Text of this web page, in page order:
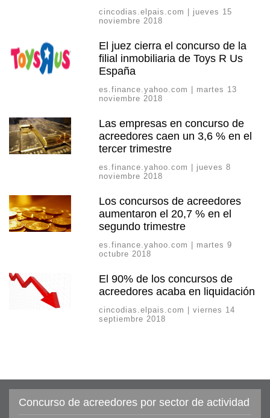
cincodias.elpais.com | jueves 15
noviembre 2018
El juez cierra el concurso de la
filial inmobiliaria de Toys R Us
España
es.finance.yahoo.com | martes 13
noviembre 2018
Las empresas en concurso de
acreedores caen un 3,6 % en el
tercer trimestre
es.finance.yahoo.com | jueves 8
noviembre 2018
Los concursos de acreedores
aumentaron el 20,7 % en el
segundo trimestre
es.finance.yahoo.com | martes 9
octubre 2018
El 90% de los concursos de
acreedores acaba en liquidación
cincodias.elpais.com | viernes 14
septiembre 2018
Concurso de acreedores por sector de actividad